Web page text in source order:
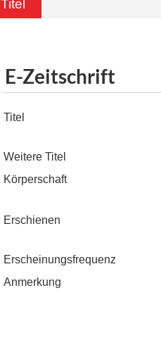
Titel
E-Zeitschrift
Titel
Weitere Titel
Körperschaft
Erschienen
Erscheinungsfrequenz
Anmerkung